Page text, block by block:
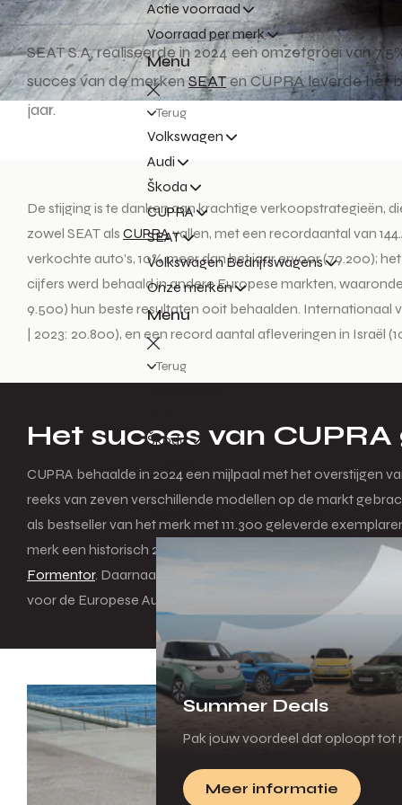
Actie voorraad
Voorraad per merk
Menu
Terug
Volkswagen
Audi
Škoda
CUPRA
SEAT
Volkswagen Bedrijfswagens
Onze merken
Menu
Terug
Škoda
SEAT
Volkswagen Bedrijfswagens
Summer Deals
Pak jouw voordeel dat oploopt tot
Meer informatie
SEAT S.A. realiseerde in 2024 een omzetgroei van
succes van de merkenSEATen CUPRA leverde het
jaar.
De stijging is te danken aan krachtige verkoopstrategieën,
zowel SEAT als CUPRAvallen, met een recordaantal van
verkochte auto’s, 10% meer dan het jaar ervoor (79.200);
cijfers werd behaald in andere Europese markten, waaronder
9.500) hun beste resultaten ooit behaalden. Internationaal
| 2023: 20.800), en een record aantal afleveringen in Israël
Het succes van
CUPRA behaalde in 2024 een mijlpaal met het overstijgen
reeks van zeven verschillende modellen op de markt
als bestseller van het merk met 111.300 geleverde
merk een historisch 2024 af, met een volwaardig portfolio.
Formentor. Daarnaast introduceerde het merk de CUPRA
voor de Europese Auto van het Jaar 2025. Bovendien